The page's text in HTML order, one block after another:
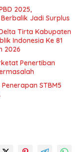
2025,
Jadi Surplus
Tirta Kabupaten
Indonesia Ke 81
2026
Penertiban
STBM5